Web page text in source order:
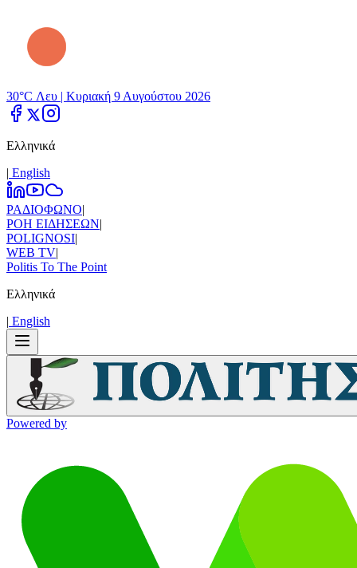
30°C Λευ | Κυριακή 9 Αυγούστου 2026
Ελληνικά
| Εnglish
ΡΑΔΙΟΦΩΝΟ|
ΡΟΗ ΕΙΔΗΣΕΩΝ|
POLIGNOSI|
WEB TV|
Politis To The Point
Ελληνικά
| Εnglish
Powered by